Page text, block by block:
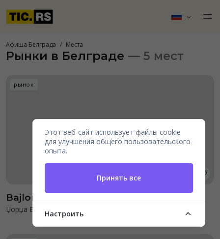
Афиша Белграда Места
Рынки в Белграде — 5 мест
рынок
Bajloni Market Belgrade
Џорџа Вашингтона 55
Этот веб-сайт использует файлы cookie
для улучшения общего пользовательского
опыта.
Принять все
Настроить